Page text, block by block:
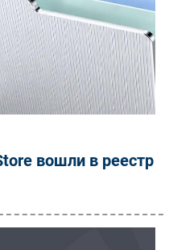
вошли в реестр